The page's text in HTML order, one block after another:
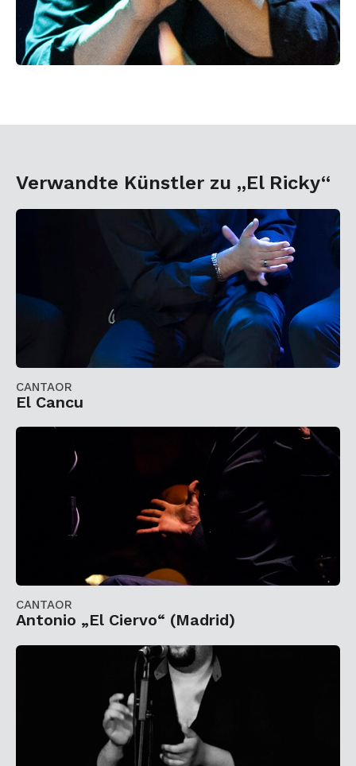
Verwandte Künstler zu „El Ricky“
CANTAOR
El Cancu
CANTAOR
Antonio „El Ciervo“ (Madrid)